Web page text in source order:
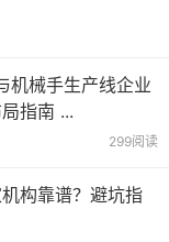
机械手生产线企业
指南 ...
299阅读
构靠谱？避坑指